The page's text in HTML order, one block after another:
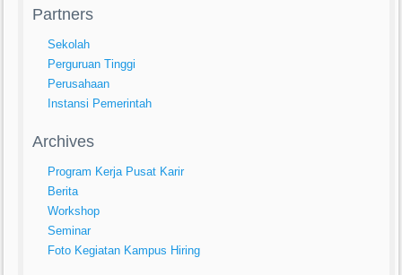
Partners
Sekolah
Perguruan Tinggi
Perusahaan
Instansi Pemerintah
Archives
Program Kerja Pusat Karir
Berita
Workshop
Seminar
Foto Kegiatan Kampus Hiring